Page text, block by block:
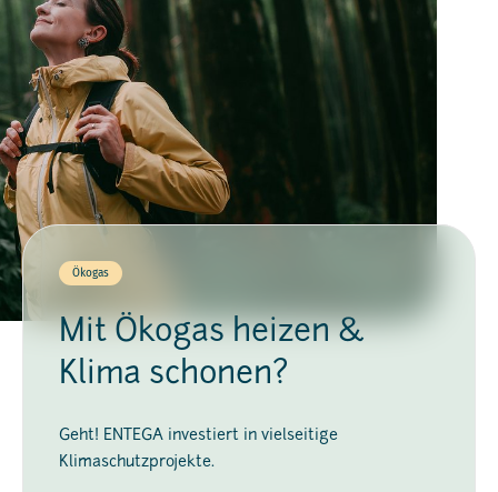
Ökogas
Mit Ökogas heizen &
Klima schonen?
Geht! ENTEGA investiert in vielseitige
Klimaschutzprojekte.